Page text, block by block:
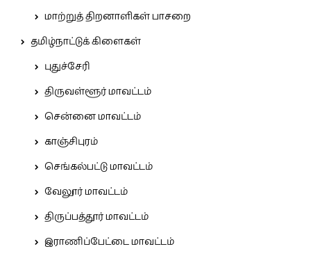
மாற்றுத் திறனாளிகள் பாசறை
தமிழ்நாட்டுக் கிளைகள்
புதுச்சேரி
திருவள்ளூர் மாவட்டம்
சென்னை மாவட்டம்
காஞ்சிபுரம்
செங்கல்பட்டு மாவட்டம்
வேலூர் மாவட்டம்
திருப்பத்தூர் மாவட்டம்
இராணிப்பேட்டை மாவட்டம்